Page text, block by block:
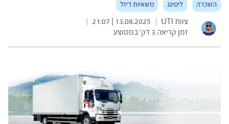
השכרה ליסינג משאיות דיזל
צוות UTI 13.08.2025 | 21:07
זמן קריאה 3 דק׳ בממוצע